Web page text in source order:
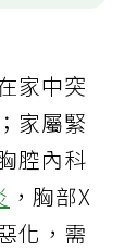
家中突
家屬緊
腔內科
，胸部X
化，需